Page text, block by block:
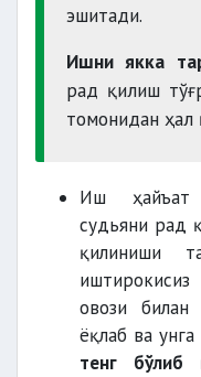
эшитади.
Ишни якка
рад қилиш
томонидан ҳал
Иш ҳайъат
судьяни рад
қилиниши
овози
ёқлаб ва
тенг бўлиб